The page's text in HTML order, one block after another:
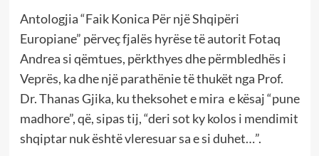
Antologjia “Faik Konica Për një Shqipëri
Europiane” përveç fjalës hyrëse të autorit Fotaq
Andrea si qëmtues, përkthyes dhe përmbledhës i
Veprës, ka dhe një parathënie të thukët nga Prof.
Dr. Thanas Gjika, ku theksohet e mira e kësaj “pune
madhore”, që, sipas tij, “deri sot ky kolos i mendimit
shqiptar nuk është vleresuar sa e si duhet…”.